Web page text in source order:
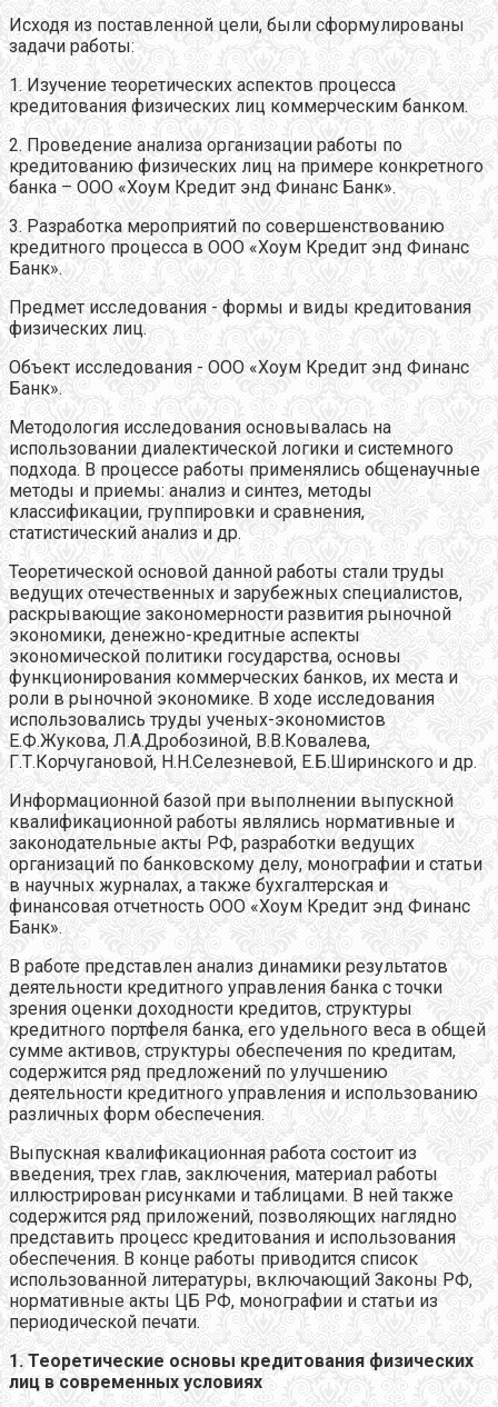
Исходя из поставленной цели, были сформулированы
задачи работы:
1. Изучение теоретических аспектов процесса
кредитования физических лиц коммерческим банком.
2. Проведение анализа организации работы по
кредитованию физических лиц на примере конкретного
банка – ООО «Хоум Кредит энд Финанс Банк».
3. Разработка мероприятий по совершенствованию
кредитного процесса в ООО «Хоум Кредит энд Финанс
Банк».
Предмет исследования - формы и виды кредитования
физических лиц.
Объект исследования - ООО «Хоум Кредит энд Финанс
Банк».
Методология исследования основывалась на
использовании диалектической логики и системного
подхода. В процессе работы применялись общенаучные
методы и приемы: анализ и синтез, методы
классификации, группировки и сравнения,
статистический анализ и др.
Теоретической основой данной работы стали труды
ведущих отечественных и зарубежных специалистов,
раскрывающие закономерности развития рыночной
экономики, денежно-кредитные аспекты
экономической политики государства, основы
функционирования коммерческих банков, их места и
роли в рыночной экономике. В ходе исследования
использовались труды ученых-экономистов
Е.Ф.Жукова, Л.А.Дробозиной, В.В.Ковалева,
Г.Т.Корчугановой, Н.Н.Селезневой, Е.Б.Ширинского и др.
Информационной базой при выполнении выпускной
квалификационной работы являлись нормативные и
законодательные акты РФ, разработки ведущих
организаций по банковскому делу, монографии и статьи
в научных журналах, а также бухгалтерская и
финансовая отчетность ООО «Хоум Кредит энд Финанс
Банк».
В работе представлен анализ динамики результатов
деятельности кредитного управления банка с точки
зрения оценки доходности кредитов, структуры
кредитного портфеля банка, его удельного веса в общей
сумме активов, структуры обеспечения по кредитам,
содержится ряд предложений по улучшению
деятельности кредитного управления и использованию
различных форм обеспечения.
Выпускная квалификационная работа состоит из
введения, трех глав, заключения, материал работы
иллюстрирован рисунками и таблицами. В ней также
содержится ряд приложений, позволяющих наглядно
представить процесс кредитования и использования
обеспечения. В конце работы приводится список
использованной литературы, включающий Законы РФ,
нормативные акты ЦБ РФ, монографии и статьи из
периодической печати.
1. Теоретические основы кредитования физических
лиц в современных условиях